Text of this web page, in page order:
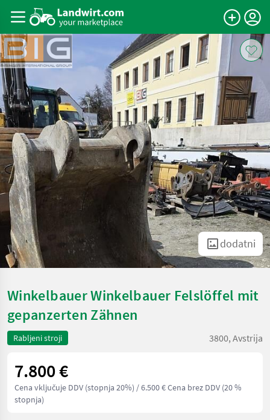
dodatni
Winkelbauer Winkelbauer Felslöffel mit
gepanzerten Zähnen
Rabljeni stroji 3800, Avstrija
7.800 €
Cena vključuje DDV (stopnja 20%) / 6.500 € Cena brez DDV (20 %
stopnja)